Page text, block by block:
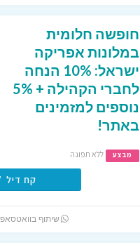
חופשה חלומית
במלונות אפריקה
ישראל: 10% הנחה
לחברי הקהילה + 5%
נוספים למזמינים
באתר!
מבצע ללא תפוגה
קח דיל
שיתוף בוואטסאפ